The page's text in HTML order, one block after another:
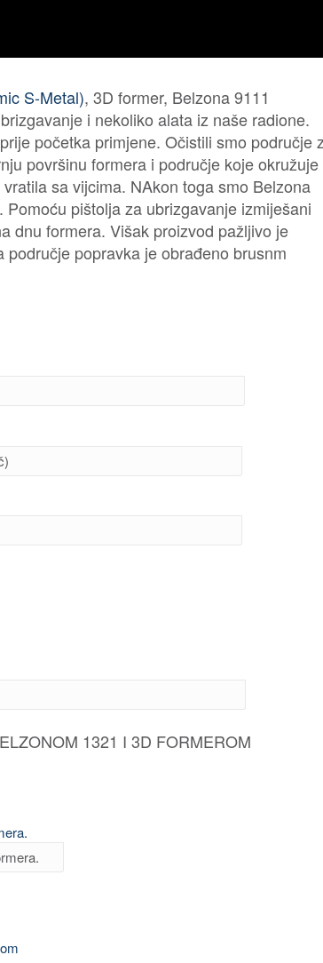
S-Metal), 3D former, Belzona 9111
i nekoliko alata iz naše radione.
početka primjene. Očistili smo područje
površinu formera i područje koje okružuje
sa vijcima. NAkon toga smo Belzona
pištolja za ubrizgavanje izmiješani
dnu formera. Višak proizvod pažljivo je
popravka je obrađeno brusnm
1321 I 3D FORMEROM